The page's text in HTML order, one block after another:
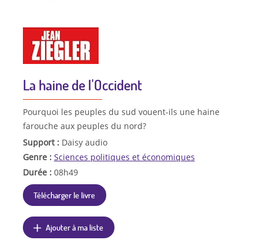
La haine de l'Occident
Pourquoi les peuples du sud vouent-ils une haine
farouche aux peuples du nord?
Support : Daisy audio
Genre : Sciences politiques et économiques
Durée : 08h49
Télécharger le livre
Ajouter à ma liste